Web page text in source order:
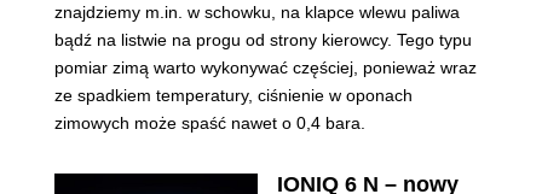
znajdziemy m.in. w schowku, na klapce wlewu paliwa
bądź na listwie na progu od strony kierowcy. Tego typu
pomiar zimą warto wykonywać częściej, ponieważ wraz
ze spadkiem temperatury, ciśnienie w oponach
zimowych może spaść nawet o 0,4 bara.
IONIQ 6 N – nowy